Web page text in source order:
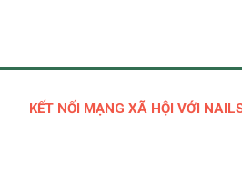
KẾT NỐI MẠNG XÃ HỘI VỚI